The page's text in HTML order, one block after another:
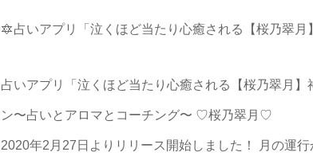
🔯占いアプリ「泣くほど当たり心癒される【桜乃翠
占いアプリ「泣くほど当たり心癒される【桜乃翠月
ン〜占いとアロマとコーチング〜 ♡桜乃翠月♡
2020年2月27日よりリリース開始しました！ 月の運